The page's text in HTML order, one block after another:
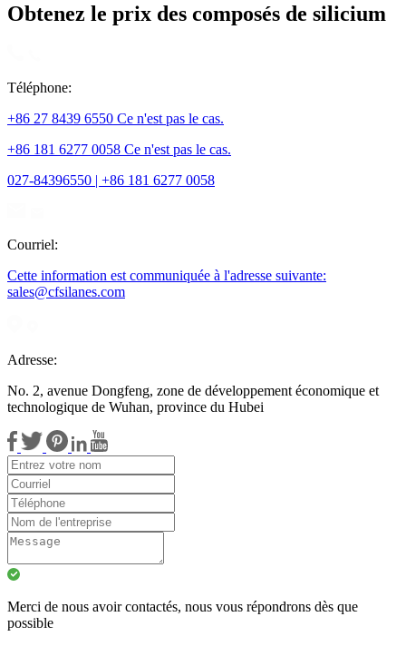
Obtenez le prix des composés de silicium
Téléphone:
+86 27 8439 6550 Ce n'est pas le cas.
+86 181 6277 0058 Ce n'est pas le cas.
027-84396550 | +86 181 6277 0058
Courriel:
Cette information est communiquée à l'adresse suivante:
sales@cfsilanes.com
Adresse:
No. 2, avenue Dongfeng, zone de développement économique et
technologique de Wuhan, province du Hubei
Merci de nous avoir contactés, nous vous répondrons dès que
possible